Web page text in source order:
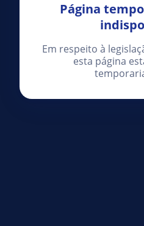
Página
Em respeito à
esta página